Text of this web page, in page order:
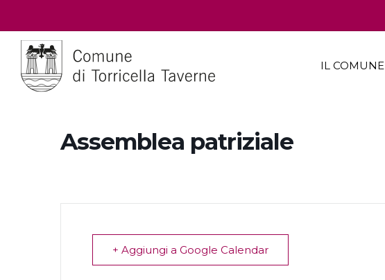
IL COMUNE
Assemblea patriziale
+ Aggiungi a Google Calendar